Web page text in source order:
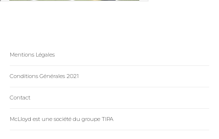
Mentions Légales
Conditions Générales 2021
Contact
McLloyd est une société du groupe TIPA